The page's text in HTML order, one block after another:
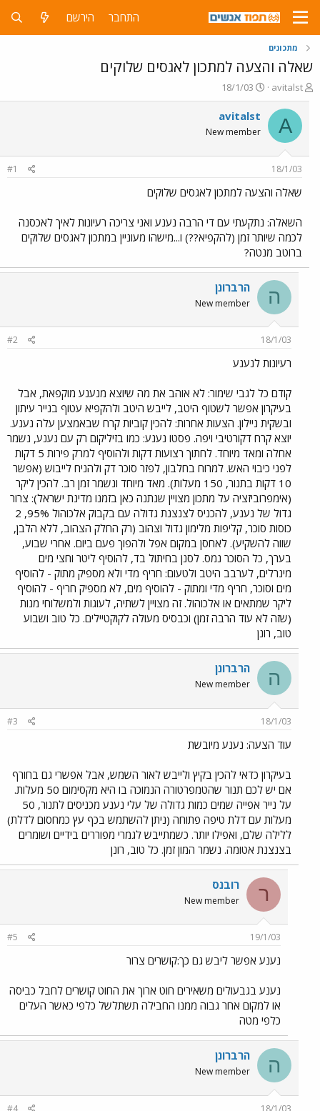
התחבר הירשם
מתכונים
שאלה והצעה למתכון לאגסים שלוקים
פ
ו
ת
ח
ה
ש
א
avitalst
פ
ו
ר
ם
ר
18/1/03
A
avitalst
New member
18/1/03
#1
שאלה והצעה למתכון לאגסים שלוקים
השאלה: נתקעתי עם די הרבה נענע ואני צריכה רעיונות לאיך לאכסנה
לכמה שיותר זמן (להקפיא??) ו...מישהו מעוניין במתכון לאגסים שלוקים
ברוטב מנטה?
ה הרברונן
New member
18/1/03
#2
רעיונות לנענע
קודם כל לגבי שימור: לא אוהב את מה שיוצא מנענע מוקפאת, אבל
בעיקרון אפשר לשטוף היטב, לייבש היטב ולהקפיא עטוף בנייר עיתון
ובשקית ניילון. הצעות אחרות: להכין קוביות קרח שבאמצען עלה נענע.
יוצא קרח דקורטיבי ויפה. פסטו נענע: כמו בזיליקום רק עם נענע, נשמר
אחלה ומאד מיוחד. לחתוך רצועות דקות ולהוסיף למרק פירות 5 דקות
לפני כיבוי האש. למרוח בחלבון, לפזר סוכר דק ולהניח לייבוש (אפשר
10 דקות בתנור, 150 מעלות). מאד מיוחד ונשמר זמן רב. להכין ליקר
(אימפרוביזציה על מתכון מצויין שנתנה כאן בזמנו מדינת ישראל): צרור
גדול של נענע, להכניס לצנצנת גדולה עם בקבוק אלכוהול 95%, 2
כוסות סוכר, קליפות מלימון גדול וצהוב (רק החלק הצהוב, ללא הלבן,
שווה להשקיע). לאחסן במקום אפל ולהפוך פעם ביום. אחרי שבוע,
בערך, כל הסוכר נמס. לסנן בחיתול בד, להוסיף ליטר וחצי מים
מינרלים, לערבב היטב ולטעום: חריף מדי ולא מספיק מתוק - להוסיף
מים וסוכר, חריף מדי ומתוק - להוסיף מים, לא מספיק חריף - להוסיף
ליקר שמתאים או אלכוהול. זה מצויין לשתיה, לעוגות ולמשלוחי מנות
(שזה לא עוד הרבה זמן) וכבסיס מעולה לקוקטיילים. כל טוב ושבוע
טוב, רונן
ה הרברונן
New member
18/1/03
#3
עוד הצעה: נענע מיובשת
בעיקרון כדאי להכין בקיץ ולייבש לאור השמש, אבל אפשרי גם בחורף
אם יש לכם תנור שהטמפרטורה הנמוכה בו היא מקסימום 50 מעלות.
על נייר אפייה שמים כמות גדולה של עלי נענע מכניסים לתנור, 50
מעלות עם דלת טיפה פתוחה (ניתן להשתמש בכף עץ כמחסום לדלת)
ללילה שלם, ואפילו יותר. כשמתייבש לגמרי מפוררים בידיים ושומרים
בצנצנת אטומה. נשמר המון זמן. כל טוב, רונן
ר רובנס
New member
19/1/03
#5
נענע אפשר ליבש גם כך:קושרים צרור
נענע בגבעולים משאירים חוט ארוך את החוט קושרים לחבל כביסה
או למקום אחר גבוה ממנו החבילה תשתלשל כלפי כאשר העלים
כלפי מטה
ה הרברונן
New member
18/1/03
#4